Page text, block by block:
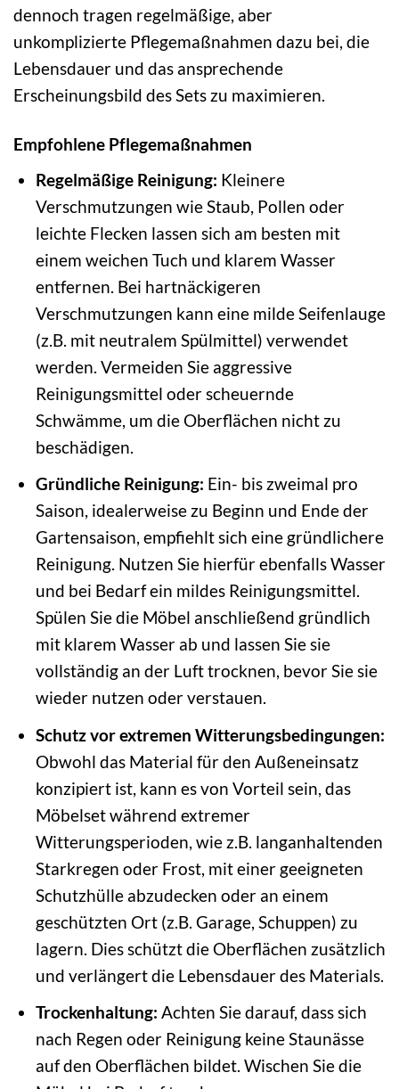
dennoch tragen regelmäßige, aber
unkomplizierte Pflegemaßnahmen dazu bei, die
Lebensdauer und das ansprechende
Erscheinungsbild des Sets zu maximieren.
Empfohlene Pflegemaßnahmen
Regelmäßige Reinigung: Kleinere
Verschmutzungen wie Staub, Pollen oder
leichte Flecken lassen sich am besten mit
einem weichen Tuch und klarem Wasser
entfernen. Bei hartnäckigeren
Verschmutzungen kann eine milde Seifenlauge
(z.B. mit neutralem Spülmittel) verwendet
werden. Vermeiden Sie aggressive
Reinigungsmittel oder scheuernde
Schwämme, um die Oberflächen nicht zu
beschädigen.
Gründliche Reinigung: Ein- bis zweimal pro
Saison, idealerweise zu Beginn und Ende der
Gartensaison, empfiehlt sich eine gründlichere
Reinigung. Nutzen Sie hierfür ebenfalls Wasser
und bei Bedarf ein mildes Reinigungsmittel.
Spülen Sie die Möbel anschließend gründlich
mit klarem Wasser ab und lassen Sie sie
vollständig an der Luft trocknen, bevor Sie sie
wieder nutzen oder verstauen.
Schutz vor extremen Witterungsbedingungen:
Obwohl das Material für den Außeneinsatz
konzipiert ist, kann es von Vorteil sein, das
Möbelset während extremer
Witterungsperioden, wie z.B. langanhaltenden
Starkregen oder Frost, mit einer geeigneten
Schutzhülle abzudecken oder an einem
geschützten Ort (z.B. Garage, Schuppen) zu
lagern. Dies schützt die Oberflächen zusätzlich
und verlängert die Lebensdauer des Materials.
Trockenhaltung: Achten Sie darauf, dass sich
nach Regen oder Reinigung keine Staunässe
auf den Oberflächen bildet. Wischen Sie die